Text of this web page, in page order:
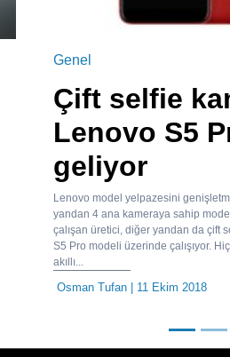
Genel
Çift selfie
Lenovo S5
geliyor
Lenovo model yelpazesini
yandan 4 ana kameraya sahip
çalışan üretici, diğer yandan da çift
S5 Pro modeli üzerinde çalışıyor.
akıllı...
Osman Tufan| 11 Ekim 2018